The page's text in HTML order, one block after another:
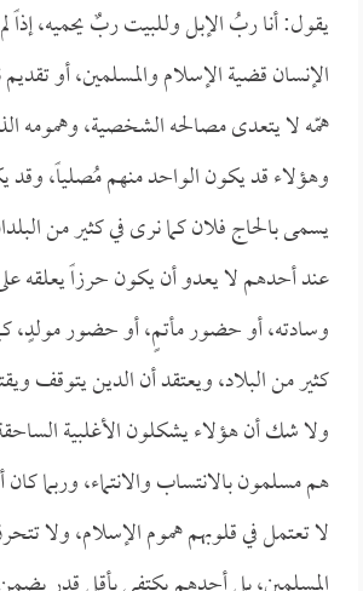
يقول: أنا ربُ الإبل وللبيت ربٌ يحميه، إذاً
الإنسان قضية الإسلام والمسلمين، أو
همّه لا يتعدى مصالحه الشخصية، وهمومه
وهؤلاء قد يكون الواحد منهم مُصلياً، وقد
يسمى بالحاج فلان كما نرى في كثير من
عند أحدهم لا يعدو أن يكون حرزاً يعلقه
وسادته، أو حضور مأتمٍ، أو حضور مولدٍ،
كثير من البلاد، ويعتقد أن الدين يتوقف
ولا شك أن هؤلاء يشكلون الأغلبية
هم مسلمون بالانتساب والانتماء، وربما
لا تعتمل في قلوبهم هموم الإسلام، ولا